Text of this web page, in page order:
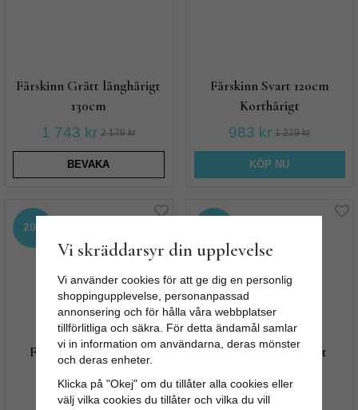
Fårskinn Grått långhårigt
130cm
1 743 kr 2 179 kr
BEVAKA
Fårskinn Svart 120cm
Korthårigt
983 kr 1 229 kr
KÖP NU
20%
Fårskinn Gråmelerat
999 kr 1 249 kr
Fårskinn vitt krulligt
903 kr
Vi skräddarsyr din upplevelse
Vi använder cookies för att ge dig en personlig
shoppingupplevelse, personanpassad
annonsering och för hålla våra webbplatser
tillförlitliga och säkra. För detta ändamål samlar
vi in information om användarna, deras mönster
och deras enheter.
Klicka på "Okej" om du tillåter alla cookies eller
välj vilka cookies du tillåter och vilka du vill